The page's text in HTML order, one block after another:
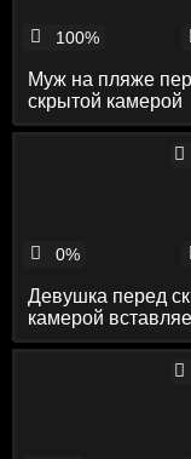
100%
Муж на пляже
скрытой камерой
ласкает бритую
длинноногой жены
0%
Девушка перед
камерой
красивой